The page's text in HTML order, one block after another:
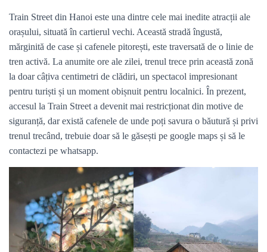
Train Street din Hanoi este una dintre cele mai inedite atracții ale
orașului, situată în cartierul vechi. Această stradă îngustă,
mărginită de case și cafenele pitorești, este traversată de o linie de
tren activă. La anumite ore ale zilei, trenul trece prin această zonă
la doar câțiva centimetri de clădiri, un spectacol impresionant
pentru turiști și un moment obișnuit pentru localnici. În prezent,
accesul la Train Street a devenit mai restricționat din motive de
siguranță, dar există cafenele de unde poți savura o băutură și privi
trenul trecând, trebuie doar să le găsești pe google maps și să le
contactezi pe whatsapp.